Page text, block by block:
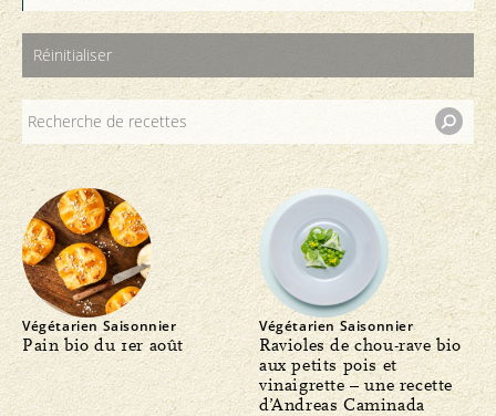
Réinitialiser
Végétarien Saisonnier
Pain bio du 1er août
Végétarien Saisonnier
Ravioles de chou-rave bio
aux petits pois et
vinaigrette – une recette
d’Andreas Caminada